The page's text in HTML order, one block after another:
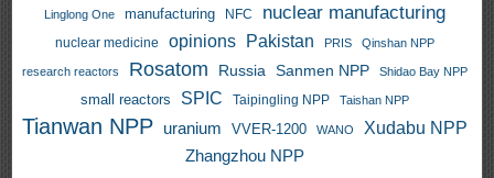
Linglong One manufacturing NFC nuclear manufacturing
nuclear medicine opinions Pakistan PRIS Qinshan NPP
research reactors Rosatom Russia Sanmen NPP Shidao Bay NPP
small reactors SPIC Taipingling NPP Taishan NPP
Tianwan NPP uranium VVER-1200 WANO
Xudabu NPP
Zhangzhou NPP